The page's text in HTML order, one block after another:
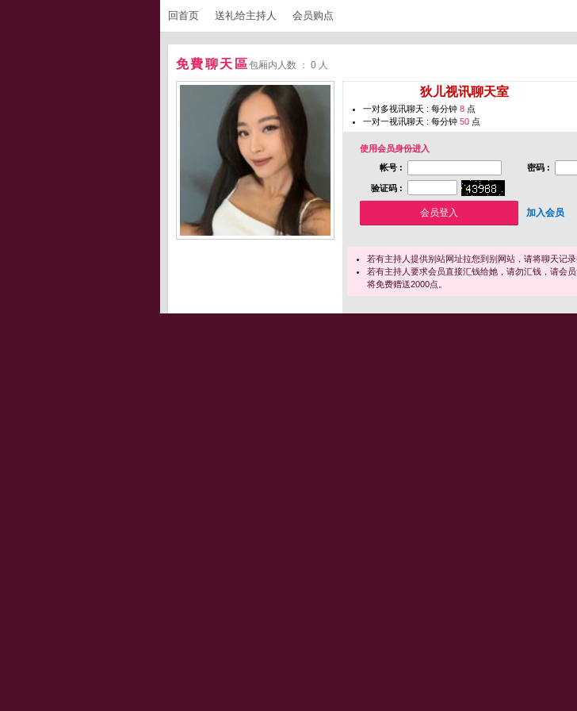
回首页 送礼给主持人 会员购点
免費聊天區包厢内人数 ： 0 人
狄儿视讯聊天室
一对多视讯聊天 : 每分钟 8 点
一对一视讯聊天 : 每分钟 50 点
使用会员身份进入
帐号 :
密码 :
验证码 :
加入会员
若有主持人提供别站网址拉您到别网站，请将聊天记
若有主持人要求会员直接汇钱给她，请勿汇钱，请会
将免费赠送2000点。